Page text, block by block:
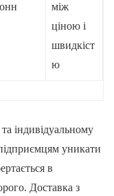
між
ціною і
швидкіст
ю
індивідуальному
уникати
в
Доставка з